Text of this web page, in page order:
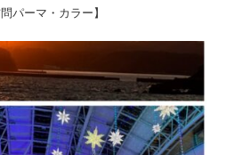
パーマ・カラー】